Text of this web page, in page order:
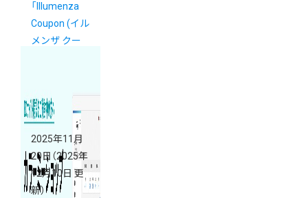
「Illumenza
Coupon (イル
メンザ クー
2025年11月
20日 （2025年
12月10日 更
新）